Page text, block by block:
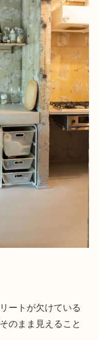
ートが欠けている
のまま見えること